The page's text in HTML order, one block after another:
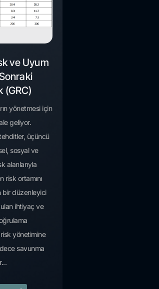
ve Uyum
(GRC)
yönetmesi için
geliyor.
üçüncü
sosyal ve
alanlarıyla
risk ortamını
bir düzenleyici
ihtiyaç ve
yönetimine
savunma